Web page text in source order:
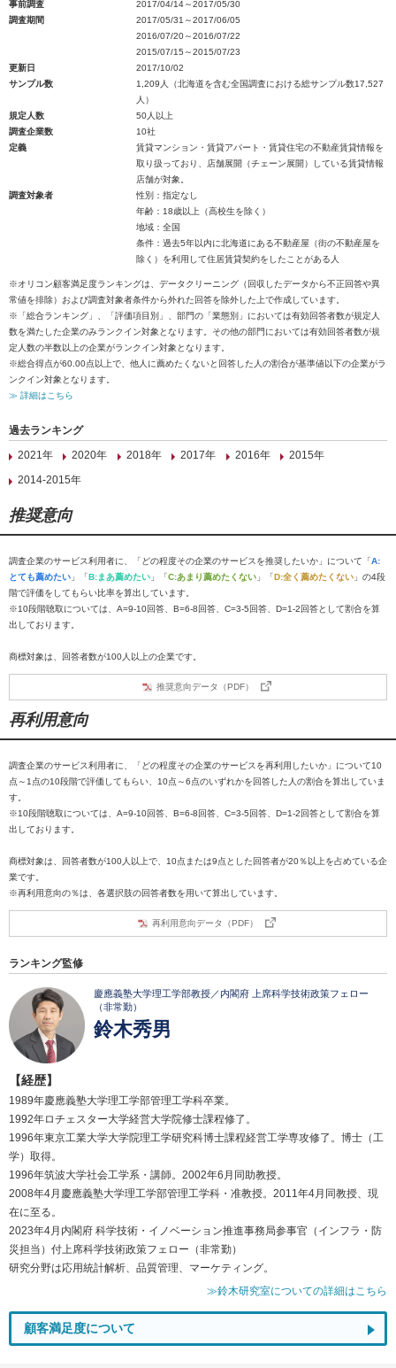
事前調査
2017/04/14～2017/05/30
調査期間
2017/05/31～2017/06/05
2016/07/20～2016/07/22
2015/07/15～2015/07/23
更新日
2017/10/02
サンプル数
1,209人（北海道を含む全国調査における総サンプル数17,527
人）
規定人数
50人以上
調査企業数
10社
定義
賃貸マンション・賃貸アパート・賃貸住宅の不動産賃貸情報を
取り扱っており、店舗展開（チェーン展開）している賃貸情報
店舗が対象。
調査対象者
性別：指定なし
年齢：18歳以上（高校生を除く）
地域：全国
条件：過去5年以内に北海道にある不動産屋（街の不動産屋を
除く）を利用して住居賃貸契約をしたことがある人
※オリコン顧客満足度ランキングは、データクリーニング（回収したデータから不正回答や異
常値を排除）および調査対象者条件から外れた回答を除外した上で作成しています。
※「総合ランキング」、「評価項目別」、部門の「業態別」においては有効回答者数が規定人
数を満たした企業のみランクイン対象となります。その他の部門においては有効回答者数が規
定人数の半数以上の企業がランクイン対象となります。
※総合得点が60.00点以上で、他人に薦めたくないと回答した人の割合が基準値以下の企業がラ
ンクイン対象となります。
≫ 詳細はこちら
過去ランキング
2021年
2020年 2018年 2017年 2016年
2015年
2014-2015年
推奨意向
調査企業のサービス利用者に、「どの程度その企業のサービスを推奨したいか」について「A:
とても薦めたい 」「B:まあ薦めたい 」「C:あまり薦めたくない 」「D:全く薦めたくない 」の4段
階で評価をしてもらい比率を算出しています。
※10段階聴取については、A=9-10回答、B=6-8回答、C=3-5回答、D=1-2回答として割合を算
出しております。
商標対象は、回答者数が100人以上の企業です。
推奨意向データ（PDF）
再利用意向
調査企業のサービス利用者に、「どの程度その企業のサービスを再利用したいか」について10
点～1点の10段階で評価してもらい、10点～6点のいずれかを回答した人の割合を算出していま
す。
※10段階聴取については、A=9-10回答、B=6-8回答、C=3-5回答、D=1-2回答として割合を算
出しております。
商標対象は、回答者数が100人以上で、10点または9点とした回答者が20％以上を占めている企
業です。
※再利用意向の％は、各選択肢の回答者数を用いて算出しています。
再利用意向データ（PDF）
ランキング監修
慶應義塾大学理工学部教授／内閣府 上席科学技術政策フェロー
（非常勤）
鈴木秀男
【経歴】
1989年慶應義塾大学理工学部管理工学科卒業。
1992年ロチェスター大学経営大学院修士課程修了。
1996年東京工業大学大学院理工学研究科博士課程経営工学専攻修了。博士（工
学）取得。
1996年筑波大学社会工学系・講師。2002年6月同助教授。
2008年4月慶應義塾大学理工学部管理工学科・准教授。2011年4月同教授、現
在に至る。
2023年4月内閣府 科学技術・イノベーション推進事務局参事官（インフラ・防
災担当）付上席科学技術政策フェロー（非常勤）
研究分野は応用統計解析、品質管理、マーケティング。
≫鈴木研究室についての詳細はこちら
顧客満足度について